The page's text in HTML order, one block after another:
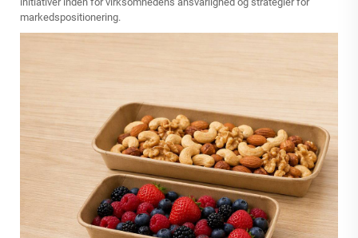
markedspositionering.